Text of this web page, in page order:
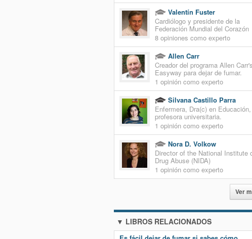
Valentín Fuster
Cardiólogo y presidente de la
Federación Mundial del Corazón
8 opiniones como experto
Allen Carr
Creador del programa Allen Carr's
Easyway para dejar de fumar.
1 opinión como experto
Silvana Castillo Parra
Enfermera, Dra(c) en Educación,
profesora universitaria.
1 opinión como experto
Nora D. Volkow
Director of the National Institute
Drug Abuse (NIDA)
1 opinión como experto
Ver
▼ LIBROS RELACIONADOS